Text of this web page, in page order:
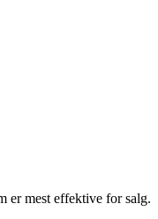
er mest effektive for salg.